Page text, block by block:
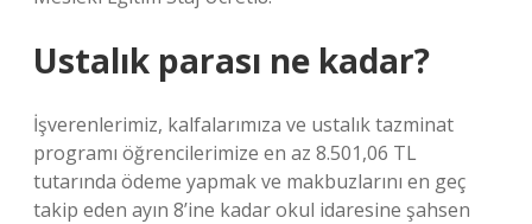
Ustalık parası ne kadar?
İşverenlerimiz, kalfalarımıza ve ustalık tazminat
programı öğrencilerimize en az 8.501,06 TL
tutarında ödeme yapmak ve makbuzlarını en geç
takip eden ayın 8’ine kadar okul idaresine şahsen